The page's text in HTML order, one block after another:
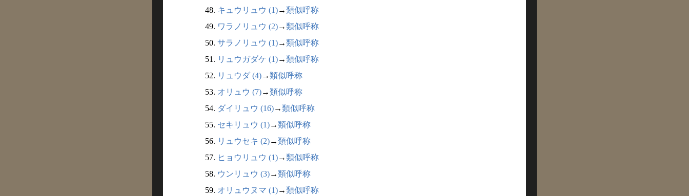
48. キュウリュウ (1)→類似呼称
49. ワラノリュウ (2)→類似呼称
50. サラノリュウ (1)→類似呼称
51. リュウガダケ (1)→類似呼称
52. リュウダ (4)→類似呼称
53. オリュウ (7)→類似呼称
54. ダイリュウ (16)→類似呼称
55. セキリュウ (1)→類似呼称
56. リュウセキ (2)→類似呼称
57. ヒョウリュウ (1)→類似呼称
58. ウンリュウ (3)→類似呼称
59. オリュウヌマ (1)→類似呼称